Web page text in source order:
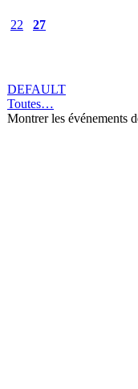
22 27
DEFAULT
Toutes…
Montrer les événements